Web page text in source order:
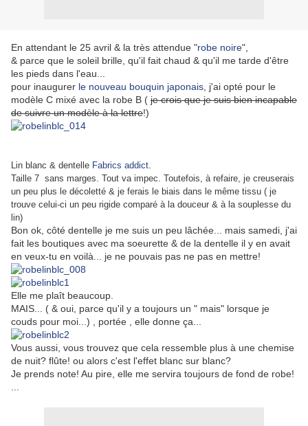
En attendant le 25 avril & la très attendue "robe noire",
& parce que le soleil brille, qu'il fait chaud & qu'il me tarde d'être
les pieds dans l'eau...
pour inaugurer le nouveau bouquin japonais , j'ai opté pour le
modèle C mixé avec la robe B ( je crois que je suis bien incapable
de suivre un modèle à la lettre!)
Lin blanc & dentelle Fabrics addict.
Taille 7 sans marges. Tout va impec. Toutefois, à refaire, je creuserais
un peu plus le décoletté & je ferais le biais dans le même tissu ( je
trouve celui-ci un peu rigide comparé à la douceur & à la souplesse du
lin)
Bon ok, côté dentelle je me suis un peu lâchée... mais samedi, j'ai
fait les boutiques avec ma soeurette & de la dentelle il y en avait
en veux-tu en voilà... je ne pouvais pas ne pas en mettre!
Elle me plaît beaucoup.
MAIS... ( & oui, parce qu'il y a toujours un " mais" lorsque je
couds pour moi...) , portée , elle donne ça...
Vous aussi, vous trouvez que cela ressemble plus à une chemise
de nuit? flûte! ou alors c'est l'effet blanc sur blanc?
Je prends note! Au pire, elle me servira toujours de fond de robe!